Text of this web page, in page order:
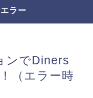
ラー
ンでDiners
（エラー時